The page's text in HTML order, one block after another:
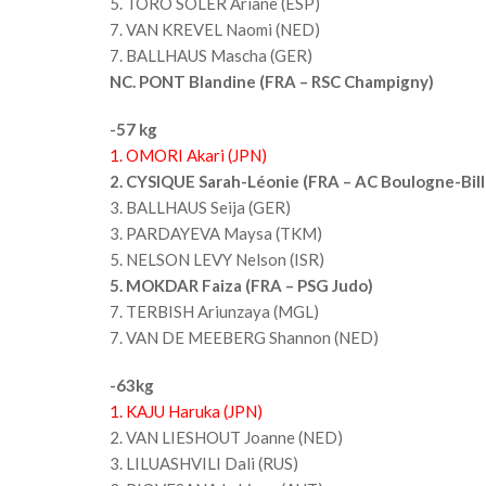
7. VAN KREVEL Naomi (NED)
7. BALLHAUS Mascha (GER)
NC. PONT Blandine (FRA – RSC Champigny)
-57 kg
1. OMORI Akari (JPN)
2. CYSIQUE Sarah-Léonie (FRA – AC Boulogne-
3. BALLHAUS Seija (GER)
3. PARDAYEVA Maysa (TKM)
5. NELSON LEVY Nelson (ISR)
5. MOKDAR Faiza (FRA – PSG Judo)
7. TERBISH Ariunzaya (MGL)
7. VAN DE MEEBERG Shannon (NED)
-63kg
1. KAJU Haruka (JPN)
2. VAN LIESHOUT Joanne (NED)
3. LILUASHVILI Dali (RUS)